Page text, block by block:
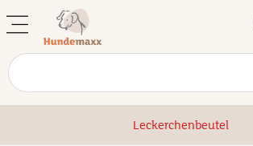
Leckerchenbeutel